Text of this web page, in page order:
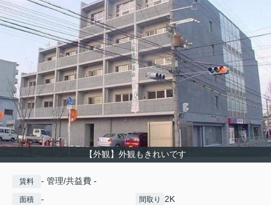
【外観】外観もきれいです
賃料 - 管理/共益費 -
面積 - 間取り 2K